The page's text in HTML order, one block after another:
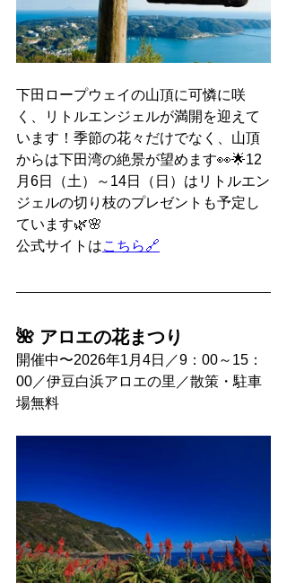
下田ロープウェイの山頂に可憐に咲
く、リトルエンジェルが満開を迎えて
います！季節の花々だけでなく、山頂
からは下田湾の絶景が望めます👀🌟12
月6日（土）～14日（日）はリトルエン
ジェルの切り枝のプレゼントも予定し
ています🌿🌸
公式サイトはこちら🔗
🌺 アロエの花まつり
開催中〜2026年1月4日／9：00～15：
00／伊豆白浜アロエの里／散策・駐車
場無料